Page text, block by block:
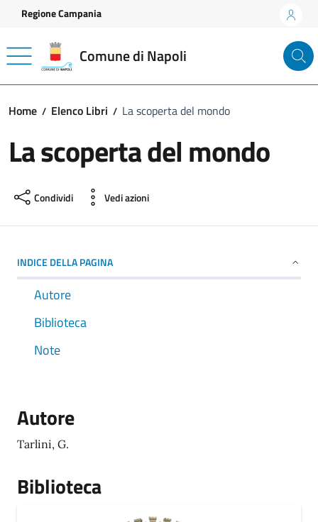
Vai ai contenuti
Vai al footer
Regione Campania
Comune di Napoli
Home Elenco Libri La scoperta del mondo
La scoperta del mondo
Condividi Vedi azioni
INDICE DELLA PAGINA
Autore
Biblioteca
Note
Autore
Tarlini, G.
Biblioteca